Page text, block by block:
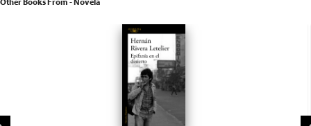
Other Books From - Novela